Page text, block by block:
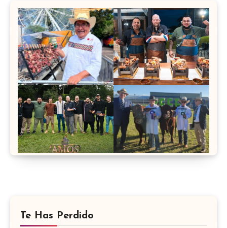
Te Has Perdido